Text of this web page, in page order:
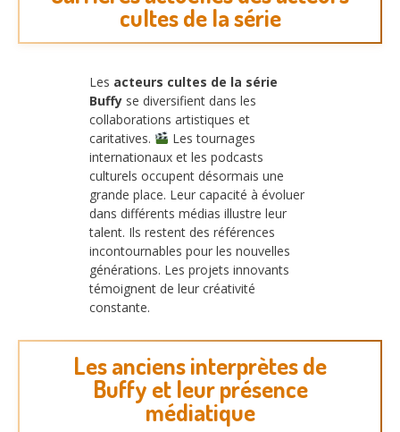
cultes de la série
Les acteurs cultes de la série
Buffy se diversifient dans les
collaborations artistiques et
caritatives.
Les tournages
internationaux et les podcasts
culturels occupent désormais une
grande place. Leur capacité à évoluer
dans différents médias illustre leur
talent. Ils restent des références
incontournables pour les nouvelles
générations. Les projets innovants
témoignent de leur créativité
constante.
Les anciens interprètes de
Buffy et leur présence
médiatique